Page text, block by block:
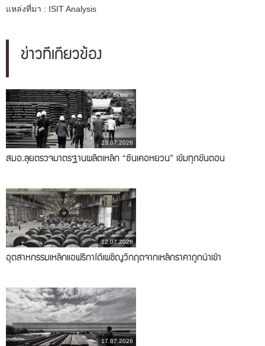
แหล่งที่มา : ISIT Analysis
ข่าวที่เกี่ยวข้อง
23.07.2026
สมอ.ลุยตรวจมาตรฐานผลิตเหล็ก “ซินเคอหยวน” เข้มทุกขั้นตอน
22.07.2026
อุตสาหกรรมเหล็กแอฟริกาใต้เผชิญวิกฤตจากเหล็กราคาถูกนำเข้า
17.07.2026